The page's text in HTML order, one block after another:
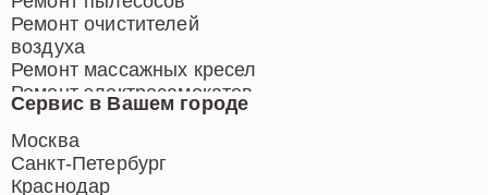
Сервис в Вашем городе
Москва
Санкт-Петербург
Краснодар
Ремонт очистителей
воздуха
Ремонт массажных кресел
Ремонт электросамокатов
Ремонт индукционных плит
Ремонт роботов-пылесосов
Ремонт гладильных систем
Ремонт отпаривателей